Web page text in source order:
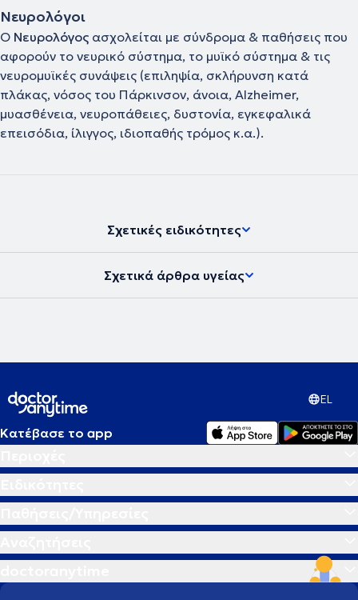
Νευρολόγοι
Ο Νευρολόγος ασχολείται με σύνδρομα & παθήσεις που
αφορούν το νευρικό σύστημα, το μυϊκό σύστημα & τις
νευρομυϊκές συνάψεις (επιληψία, σκλήρυνση κατά
πλάκας, νόσος του Πάρκινσον, άνοια, Alzheimer,
μυασθένεια, νευροπάθειες, δυστονία, εγκεφαλικά
επεισόδια, ίλιγγος, ιδιοπαθής τρόμος κ.α.).
Σχετικές ειδικότητες
Σχετικά άρθρα υγείας
EL
Κατέβασε το app